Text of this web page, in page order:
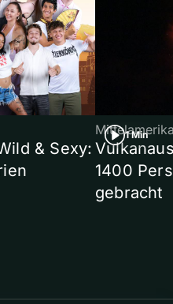
& Sexy:
1 Min
1400
gebracht